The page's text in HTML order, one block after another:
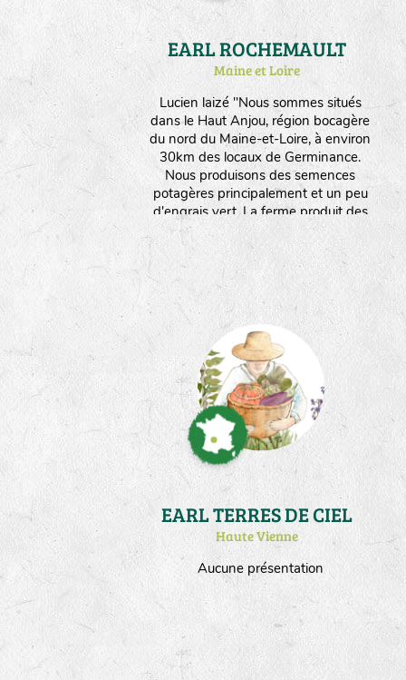
Lucien laizé "Nous sommes situés
dans le Haut Anjou, région bocagère
du nord du Maine-et-Loire, à environ
30km des locaux de Germinance.
Nous produisons des semences
potagères principalement et un peu
d'engrais vert. La ferme produit des
semences depuis 1996 et s'est
convertie à l'agriculture biologique
depuis mon arrivée en 2012.
Aujourd'hui, l'ensemble de
l'exploitation (20ha) est conduite en
agriculture biologique et fait vivre 4
personnes, uniquement avec la
multiplication de semences (6ha -
environ 30 variétés/espèces
différentes)."
EARL ROCHEMAULT
Maine et Loire
Aucune présentation
EARL TERRES DE CIEL
Haute Vienne